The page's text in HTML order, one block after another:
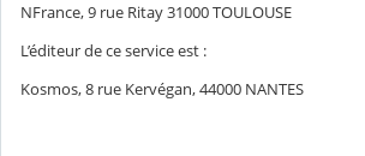
NFrance, 9 rue Ritay 31000 TOULOUSE
L’éditeur de ce service est :
Kosmos, 8 rue Kervégan, 44000 NANTES